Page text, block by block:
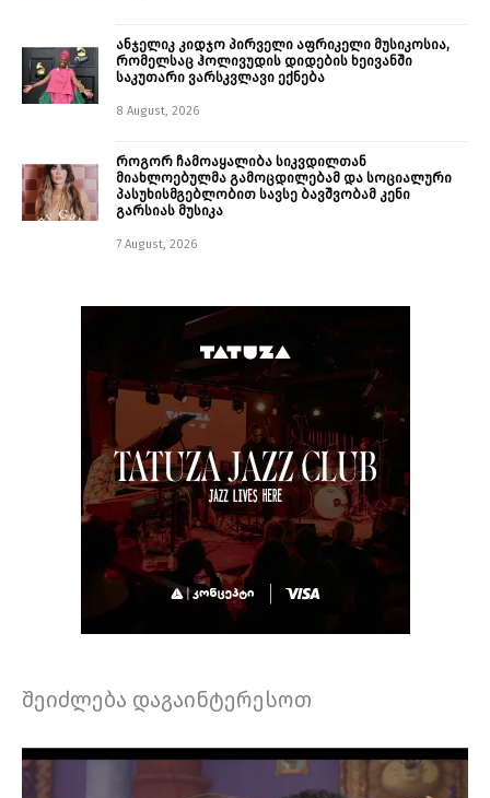
ანჯელიკ კიდჯო პირველი აფრიკელი მუსიკოსია,
რომელსაც ჰოლივუდის დიდების ხეივანში
საკუთარი ვარსკვლავი ექნება
8 August, 2026
როგორ ჩამოაყალიბა სიკვდილთან
მიახლოებულმა გამოცდილებამ და სოციალური
პასუხისმგებლობით სავსე ბავშვობამ კენი
გარსიას მუსიკა
7 August, 2026
შეიძლება დაგაინტერესოთ